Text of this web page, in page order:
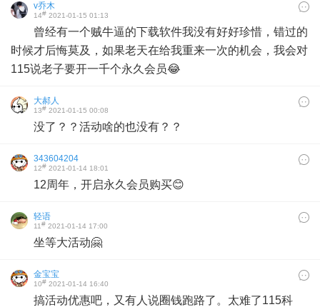
v乔木
14# 2021-01-15 01:13
曾经有一个贼牛逼的下载软件我没有好好珍惜，错过的
时候才后悔莫及，如果老天在给我重来一次的机会，我会对
115说老子要开一千个永久会员😂
大郝人
13# 2021-01-15 00:08
没了？？活动啥的也没有？？
343604204
12# 2021-01-14 18:01
12周年，开启永久会员购买😊
轻语
11# 2021-01-14 17:00
坐等大活动🤗
金宝宝
10# 2021-01-14 16:40
搞活动优惠吧，又有人说圈钱跑路了。太难了115科